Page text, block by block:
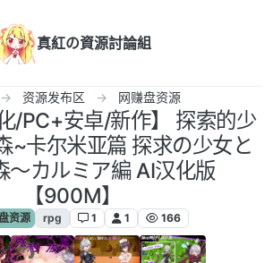
真紅の資源討論組
资源发布区 网赚盘资源
/PC+安卓/新作】 探索的少
~卡尔米亚篇 探求の少女と
～カルミア編 AI汉化版
【900M】
资源 rpg 1 1 166